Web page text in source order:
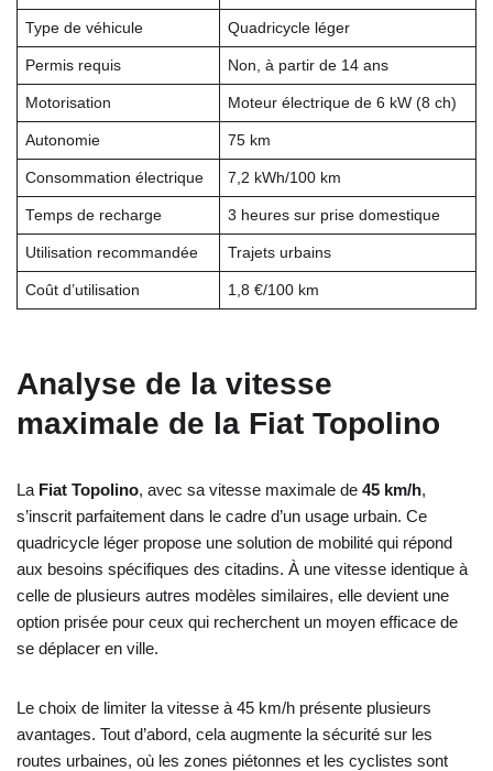
Type de véhicule Quadricycle léger
Permis requis Non, à partir de 14 ans
Motorisation Moteur électrique de 6 kW (8 ch)
Autonomie 75 km
Consommation électrique 7,2 kWh/100 km
Temps de recharge 3 heures sur prise domestique
Utilisation recommandée Trajets urbains
Coût d’utilisation 1,8 €/100 km
Analyse de la vitesse
maximale de la Fiat Topolino
La Fiat Topolino, avec sa vitesse maximale de 45 km/h,
s’inscrit parfaitement dans le cadre d’un usage urbain. Ce
quadricycle léger propose une solution de mobilité qui répond
aux besoins spécifiques des citadins. À une vitesse identique à
celle de plusieurs autres modèles similaires, elle devient une
option prisée pour ceux qui recherchent un moyen efficace de
se déplacer en ville.
Le choix de limiter la vitesse à 45 km/h présente plusieurs
avantages. Tout d’abord, cela augmente la sécurité sur les
routes urbaines, où les zones piétonnes et les cyclistes sont